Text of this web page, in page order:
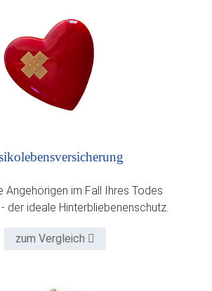
Angehörigen im Fall Ihres Todes
der ideale Hinterbliebenenschutz.
zum Vergleich